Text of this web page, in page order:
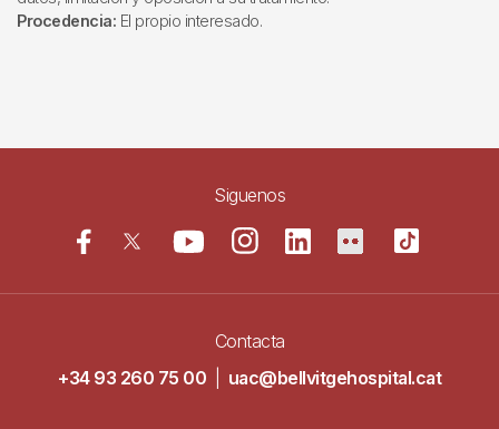
Procedencia: El propio interesado.
Siguenos
Contacta
+34 93 260 75 00
uac@bellvitgehospital.cat